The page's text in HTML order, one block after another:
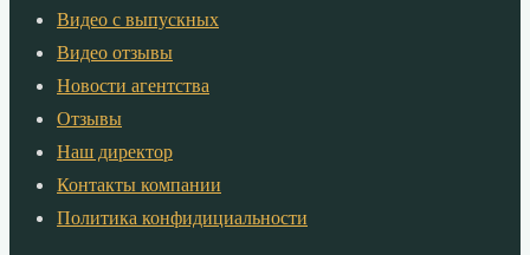
Видео с выпускных
Видео отзывы
Новости агентства
Отзывы
Наш директор
Контакты компании
Политика конфидициальности